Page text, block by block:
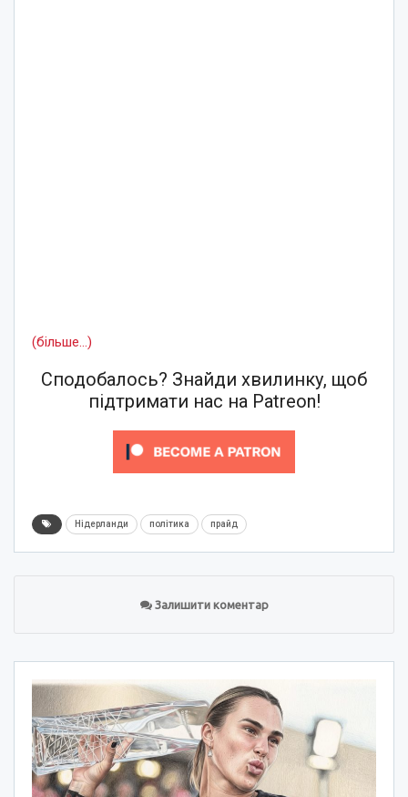
(більше…)
Сподобалось? Знайди хвилинку, щоб
підтримати нас на Patreon!
Нідерланди політика прайд
Залишити коментар